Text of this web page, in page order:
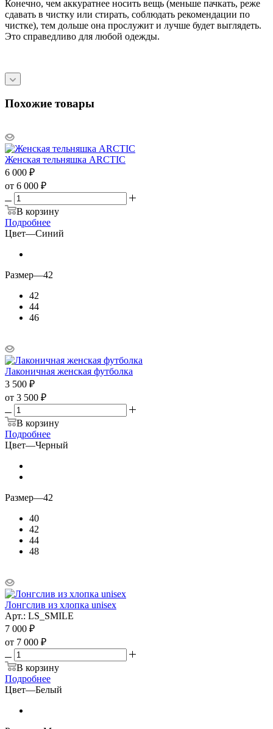
Конечно, чем аккуратнее носить вещь (меньше пачкать, реже
сдавать в чистку или стирать, соблюдать рекомендации по
чистке), тем дольше она прослужит и лучше будет выглядеть.
Это справедливо для любой одежды.
Похожие товары
Женская тельняшка ARCTIC
6 000 ₽
от 6 000 ₽
В корзину
Подробнее
Цвет—Синий
Размер—42
42
44
46
Лаконичная женская футболка
3 500 ₽
от 3 500 ₽
В корзину
Подробнее
Цвет—Черный
Размер—42
40
42
44
48
Лонгслив из хлопка unisex
Арт.: LS_SMILE
7 000 ₽
от 7 000 ₽
В корзину
Подробнее
Цвет—Белый